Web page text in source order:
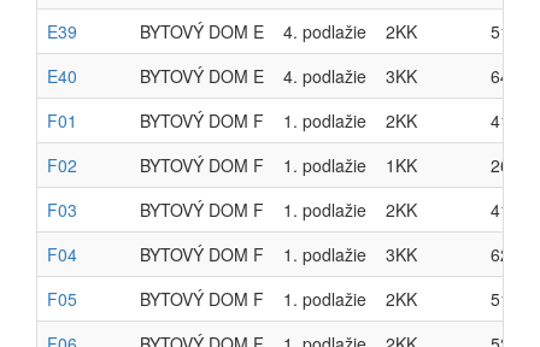
E39
BYTOVÝ DOM E 4. podlažie 2KK
51.60
E40
BYTOVÝ DOM E 4. podlažie 3KK
64.61
F01
BYTOVÝ DOM F 1. podlažie 2KK
41.86
F02
BYTOVÝ DOM F 1. podlažie 1KK
26.78
F03
BYTOVÝ DOM F 1. podlažie 2KK
41.21
F04
BYTOVÝ DOM F 1. podlažie 3KK
62.92
F05
BYTOVÝ DOM F 1. podlažie 2KK
51.07